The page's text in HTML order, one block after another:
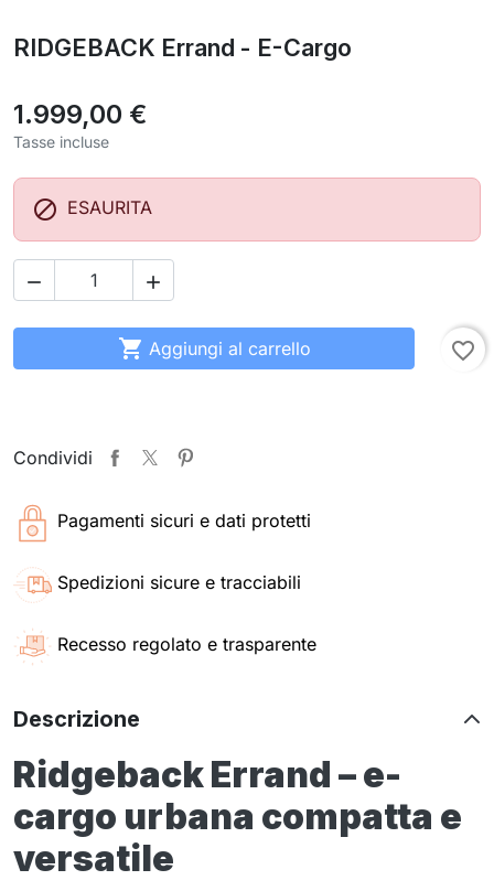
RIDGEBACK Errand - E-Cargo
1.999,00 €
Tasse incluse
 ESAURITA
 
 Aggiungi al carrello favorite_border
Condividi
Pagamenti sicuri e dati protetti
Spedizioni sicure e tracciabili
Recesso regolato e trasparente
Descrizione
Ridgeback Errand – e-
cargo urbana compatta e
versatile